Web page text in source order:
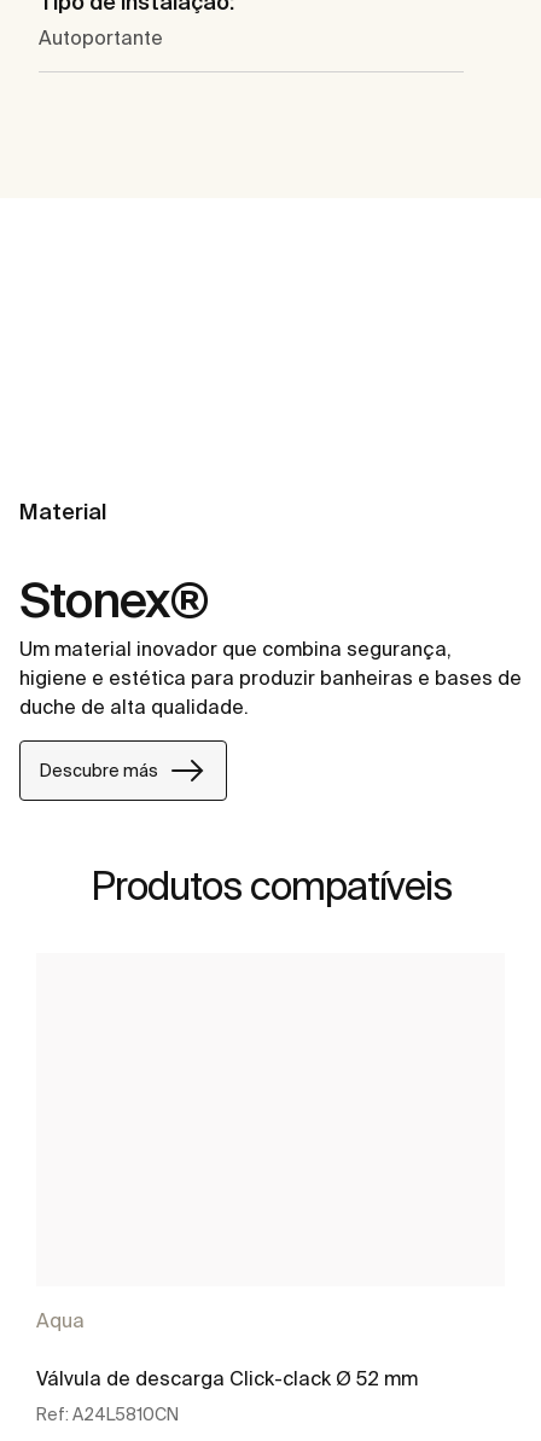
Autoportante
Material
Stonex®
Um material inovador que combina segurança,
higiene e estética para produzir banheiras e bases de
duche de alta qualidade.
Descubre más
Produtos compatíveis
Aqua
Válvula de descarga Click-clack Ø 52 mm
Ref: A24L5810CN